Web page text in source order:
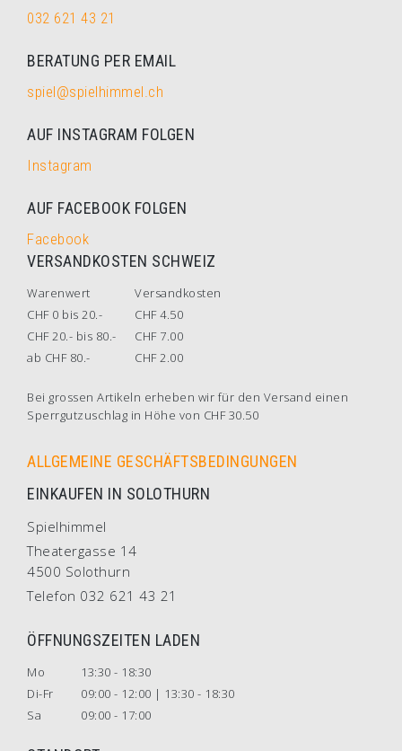
032 621 43 21
BERATUNG PER EMAIL
spiel@spielhimmel.ch
AUF INSTAGRAM FOLGEN
Instagram
AUF FACEBOOK FOLGEN
Facebook
VERSANDKOSTEN SCHWEIZ
Warenwert
Versandkosten
CHF 0 bis 20.-
CHF 4.50
CHF 20.- bis 80.-
CHF 7.00
ab CHF 80.-
CHF 2.00
Bei grossen Artikeln erheben wir für den Versand einen
Sperrgutzuschlag in Höhe von CHF 30.50
ALLGEMEINE GESCHÄFTSBEDINGUNGEN
EINKAUFEN IN SOLOTHURN
Spielhimmel
Theatergasse 14
4500 Solothurn
Telefon 032 621 43 21
ÖFFNUNGSZEITEN LADEN
Mo
13:30 - 18:30
Di-Fr
09:00 - 12:00 | 13:30 - 18:30
Sa
09:00 - 17:00